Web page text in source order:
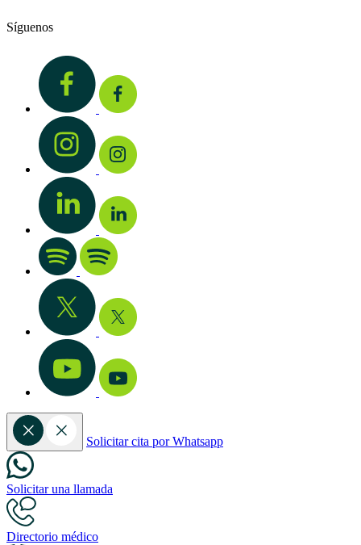
Síguenos
Solicitar cita por Whatsapp
Solicitar una llamada
Directorio médico